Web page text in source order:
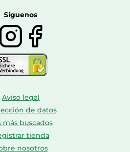
Síguenos
Aviso legal
de datos
más buscados
tienda
nosotros